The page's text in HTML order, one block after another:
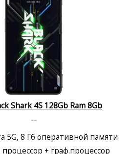
Shark 4S 128Gb Ram 8Gb
--
5G, 8 Гб оперативной памяти
+ граф.процессор